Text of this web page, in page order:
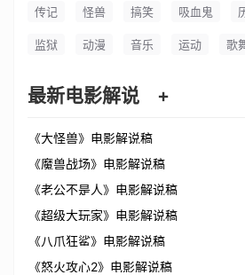
传记 怪兽 搞笑 吸血鬼
监狱 动漫 音乐 运动 歌
最新电影解说 +
《大怪兽》电影解说稿
《魔兽战场》电影解说稿
《老公不是人》电影解说稿
《超级大玩家》电影解说稿
《八爪狂鲨》电影解说稿
《怒火攻心2》电影解说稿